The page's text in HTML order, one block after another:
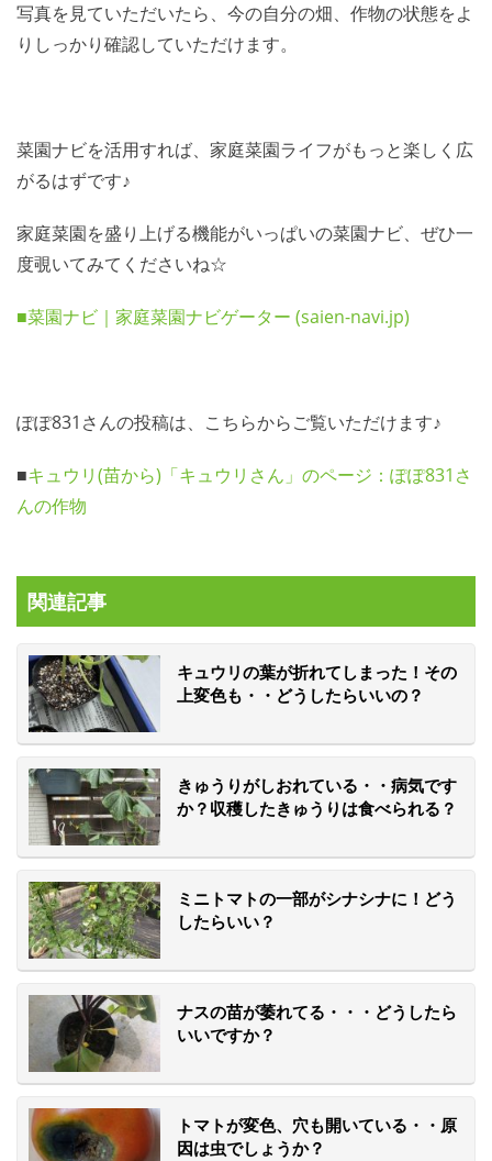
写真を見ていただいたら、今の自分の畑、作物の状態をよ
りしっかり確認していただけます。
菜園ナビを活用すれば、家庭菜園ライフがもっと楽しく広
がるはずです♪
家庭菜園を盛り上げる機能がいっぱいの菜園ナビ、ぜひ一
度覗いてみてくださいね☆
■菜園ナビ｜家庭菜園ナビゲーター (saien-navi.jp)
ぽぽ831さんの投稿は、こちらからご覧いただけます♪
■キュウリ(苗から)「キュウリさん」のページ：ぽぽ831さ
んの作物
関連記事
キュウリの葉が折れてしまった！その
上変色も・・どうしたらいいの？
きゅうりがしおれている・・病気です
か？収穫したきゅうりは食べられる？
ミニトマトの一部がシナシナに！どう
したらいい？
ナスの苗が萎れてる・・・どうしたら
いいですか？
トマトが変色、穴も開いている・・原
因は虫でしょうか？